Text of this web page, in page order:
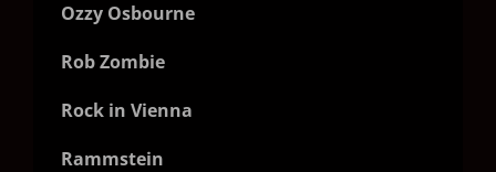
Ozzy Osbourne
Rob Zombie
Rock in Vienna
Rammstein